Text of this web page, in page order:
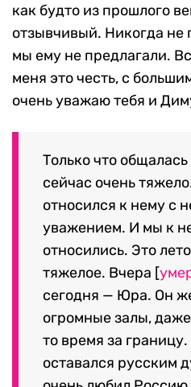
как будто из прошлого
отзывчивый. Никогда не
мы ему не предлагали.
меня это честь, с
очень уважаю тебя и
Только что
сейчас очень
относился к нему с
уважением. И мы к
относились. Это
тяжелое. Вчера [
сегодня — Юра. Он
огромные залы,
то время за
оставался русским